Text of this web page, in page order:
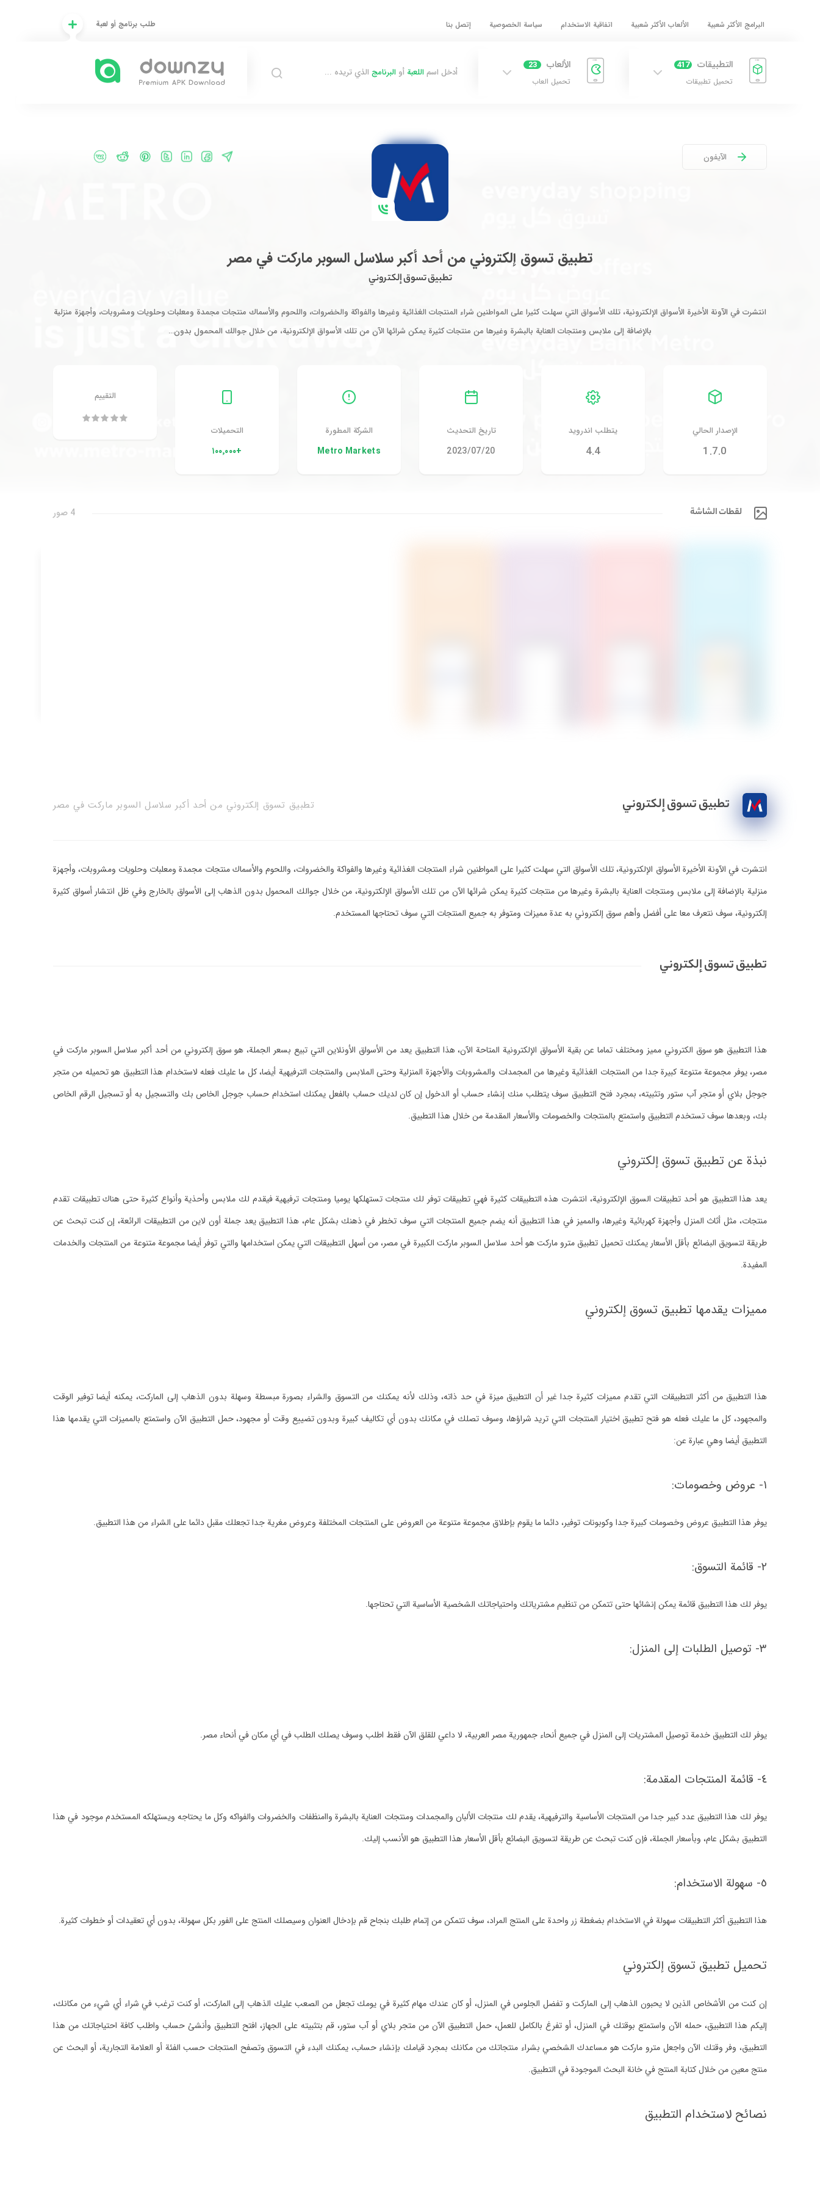
البرامج الأكثر شعبية الألعاب الأكثر شعبية اتفاقية الاستخدام سياسة الخصوصية إتصل بنا طلب برنامج أو لعبة
التطبيقات 417
تحميل تطبيقات
الألعاب 23
تحميل العاب
أدخل اسم اللعبة أو البرنامج الذي تريده ...
الآيفون
تطبيق تسوق إلكتروني من أحد أكبر سلاسل السوبر ماركت في مصر
تطبيق تسوق إلكتروني
انتشرت في الآونة الأخيرة الأسواق الإلكترونية، تلك الأسواق التي سهلت كثيرا على المواطنين شراء المنتجات الغذائية وغيرها والفواكة والخضروات، واللحوم والأسماك منتجات مجمدة ومعلبات وحلويات ومشروبات، وأجهزة منزلية
بالإضافة إلى ملابس ومنتجات العناية بالبشرة وغيرها من منتجات كثيرة يمكن شرائها الآن من تلك الأسواق الإلكترونية، من خلال جوالك المحمول بدون…
الإصدار الحالي
1.7.0
يتطلب اندرويد
4.4
تاريخ التحديث
20‏/07‏/2023
الشركة المطورة
Metro Markets
التحميلات
+١٠٠٬٠٠٠
التقييم
لقطات الشاشة 4 صور
تطبيق تسوق إلكتروني تطبيق تسوق إلكتروني من أحد أكبر سلاسل السوبر ماركت في مصر
انتشرت في الآونة الأخيرة الأسواق الإلكترونية، تلك الأسواق التي سهلت كثيرا على المواطنين شراء المنتجات الغذائية وغيرها والفواكة والخضروات، واللحوم والأسماك منتجات مجمدة ومعلبات وحلويات ومشروبات، وأجهزة
منزلية بالإضافة إلى ملابس ومنتجات العناية بالبشرة وغيرها من منتجات كثيرة يمكن شرائها الآن من تلك الأسواق الإلكترونية، من خلال جوالك المحمول بدون الذهاب إلى الأسواق بالخارج وفي ظل انتشار أسواق كثيرة
إلكترونية، سوف نتعرف معا على أفضل وأهم سوق إلكتروني به عدة مميزات ومتوفر به جميع المنتجات التي سوف تحتاجها المستخدم.
تطبيق تسوق إلكتروني
هذا التطبيق هو سوق الكتروني مميز ومختلف تماما عن بقية الأسواق الإلكترونية المتاحة الآن، هذا التطبيق يعد من الأسواق الأونلاين التي تبيع بسعر الجملة، هو سوق إلكتروني من أحد أكبر سلاسل السوبر ماركت في
مصر، يوفر مجموعة متنوعة كبيرة جدا من المنتجات الغذائية وغيرها من المجمدات والمشروبات والأجهزة المنزلية وحتى الملابس والمنتجات الترفيهية أيضا، كل ما عليك فعله لاستخدام هذا التطبيق هو تحميله من متجر
جوجل بلاي أو متجر آب ستور وتثبيته، بمجرد فتح التطبيق سوف يتطلب منك إنشاء حساب أو الدخول إن كان لديك حساب بالفعل يمكنك استخدام حساب جوجل الخاص بك والتسجيل به أو تسجيل الرقم الخاص
بك، وبعدها سوف تستخدم التطبيق واستمتع بالمنتجات والخصومات والأسعار المقدمة من خلال هذا التطبيق.
نبذة عن تطبيق تسوق إلكتروني
يعد هذا التطبيق هو أحد تطبيقات السوق الإلكترونية، انتشرت هذه التطبيقات كثيرة فهي تطبيقات توفر لك منتجات تستهلكها يوميا ومنتجات ترفيهية فيقدم لك ملابس وأحذية وأنواع كثيرة حتى هناك تطبيقات تقدم
منتجات، مثل أثاث المنزل وأجهزة كهربائية وغيرها، والمميز في هذا التطبيق أنه يضم جميع المنتجات التي سوف تخطر في ذهنك بشكل عام، هذا التطبيق يعد جملة أون لاين من التطبيقات الرائعة، إن كنت تبحث عن
طريقة لتسويق البضائع بأقل الأسعار يمكنك تحميل تطبيق مترو ماركت هو أحد سلاسل السوبر ماركت الكبيرة في مصر، من أسهل التطبيقات التي يمكن استخدامها والتي توفر أيضا مجموعة متنوعة من المنتجات والخدمات
المفيدة.
مميزات يقدمها تطبيق تسوق إلكتروني
هذا التطبيق من أكثر التطبيقات التي تقدم مميزات كثيرة جدا غير أن التطبيق ميزة في حد ذاته، وذلك لأنه يمكنك من التسوق والشراء بصورة مبسطة وسهلة بدون الذهاب إلى الماركت، يمكنه أيضا توفير الوقت
والمجهود، كل ما عليك فعله هو فتح تطبيق اختيار المنتجات التي تريد شراؤها، وسوف تصلك في مكانك بدون أي تكاليف كبيرة وبدون تضييع وقت أو مجهود، حمل التطبيق الآن واستمتع بالمميزات التي يقدمها هذا
التطبيق أيضا وهي عبارة عن:
١- عروض وخصومات:
يوفر هذا التطبيق عروض وخصومات كبيرة جدا وكوبونات توفير، دائما ما يقوم بإطلاق مجموعة متنوعة من العروض على المنتجات المختلفة وعروض مغرية جدا تجعلك مقبل دائما على الشراء من هذا التطبيق.
٢- قائمة التسوق:
يوفر لك هذا التطبيق قائمة يمكن إنشائها حتى تتمكن من تنظيم مشترياتك واحتياجاتك الشخصية الأساسية التي تحتاجها.
٣- توصيل الطلبات إلى المنزل:
يوفر لك التطبيق خدمة توصيل المشتريات إلى المنزل في جميع أنحاء جمهورية مصر العربية، لا داعي للقلق الآن فقط اطلب وسوف يصلك الطلب في أي مكان في أنحاء مصر.
٤- قائمة المنتجات المقدمة:
يوفر لك هذا التطبيق عدد كبير جدا من المنتجات الأساسية والترفيهية، يقدم لك منتجات الألبان والمجمدات ومنتجات العناية بالبشرة واامنظفات والخضروات والفواكه وكل ما يحتاجه ويستهلكه المستخدم موجود في هذا
التطبيق بشكل عام، وبأسعار الجملة، فإن كنت تبحث عن طريقة لتسويق البضائع بأقل الأسعار هذا التطبيق هو الأنسب إليك.
٥- سهولة الاستخدام:
هذا التطبيق أكثر التطبيقات سهولة في الاستخدام بضغطة زر واحدة على المنتج المراد، سوف تتمكن من إتمام طلبك بنجاح قم بإدخال العنوان وسيصلك المنتج على الفور بكل سهولة، بدون أي تعقيدات أو خطوات كثيرة.
تحميل تطبيق تسوق إلكتروني
إن كنت من الأشخاص الذين لا يحبون الذهاب إلى الماركت و تفضل الجلوس في المنزل، أو كان عندك مهام كثيرة في يومك تجعل من الصعب عليك الذهاب إلى الماركت، أو كنت ترغب في شراء أي شيء من مكانك،
إليكم هذا التطبيق، حمله الآن واستمتع بوقتك في المنزل، أو تفرغ بالكامل للعمل، حمل التطبيق الآن من متجر بلاي أو آب ستور، قم بتثبيته على الجهاز، افتح التطبيق وأنشئ حساب واطلب كافة احتياجاتك من هذا
التطبيق، وفر وقتك الآن واجعل مترو ماركت هو مساعدك الشخصي بشراء منتجاتك من مكانك بمجرد قيامك بإنشاء حساب، يمكنك البدء في التسوق وتصفح المنتجات حسب الفئة أو العلامة التجارية، أو البحث عن
منتج معين من خلال كتابة المنتج في خانة البحث الموجودة في التطبيق.
نصائح لاستخدام التطبيق